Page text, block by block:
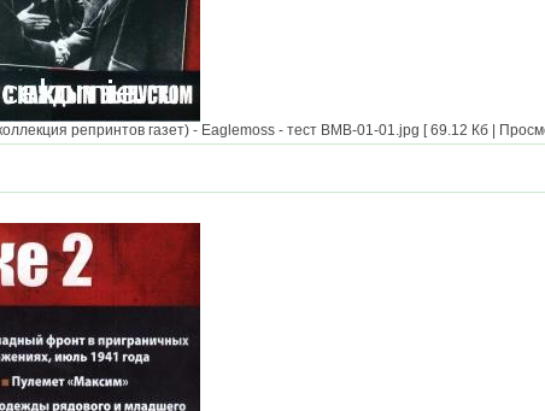
репринтов газет) - Eaglemoss - тест BMB-01-01.jpg [ 69.12 Кб |